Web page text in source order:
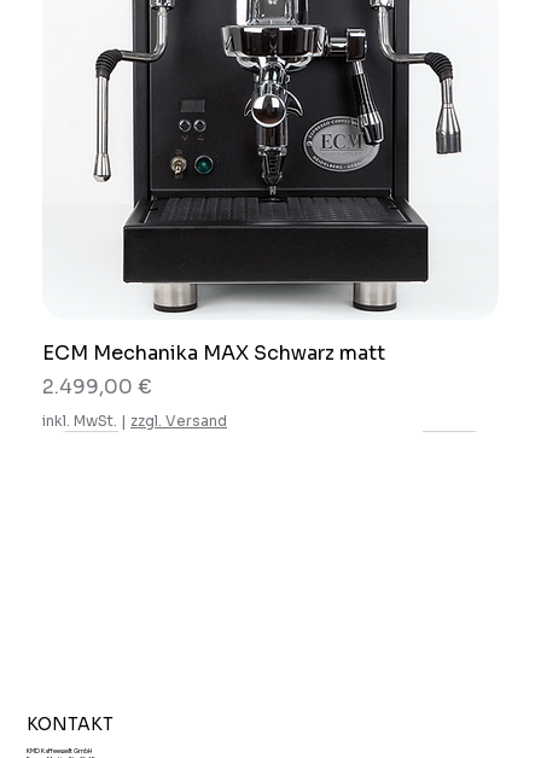
ECM Mechanika MAX Schwarz matt
Preis
2.499,00 €
inkl. MwSt. | zzgl. Versand
KONTAKT
KMD Kaffeewelt GmbH